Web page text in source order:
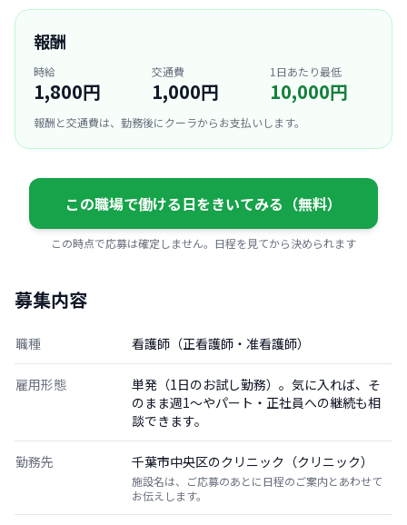
報酬
時給
1,800円
交通費
1,000円
1日あたり最低
10,000円
報酬と交通費は、勤務後にクーラからお支払いします。
この職場で働ける日をきいてみる（無料）
この時点で応募は確定しません。日程を見てから決められます
募集内容
職種 看護師（正看護師・准看護師）
雇用形態
単発（1日のお試し勤務）。気に入れば、そ
のまま週1〜やパート・正社員への継続も相
談できます。
勤務先 千葉市中央区のクリニック（クリニック）
施設名は、ご応募のあとに日程のご案内とあわせて
お伝えします。